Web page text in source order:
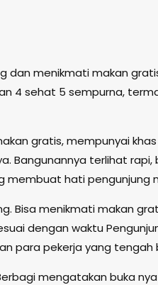
dan menikmati makan
4 sehat 5 sempurna,
gratis, mempunyai
Bangunannya terlihat
membuat hati pengunjung
Bisa menikmati makan
dengan waktu
para pekerja yang
mengatakan buka